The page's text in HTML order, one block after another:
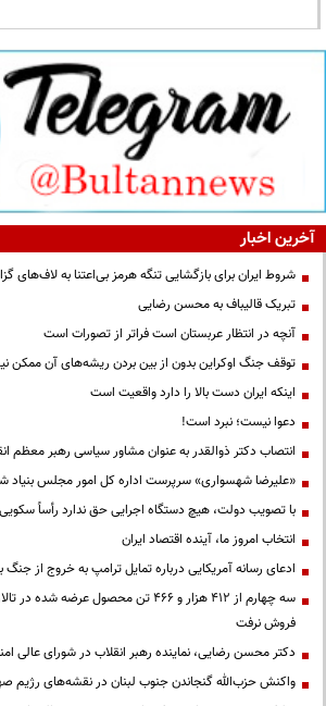
آخرین اخبار
شروط ایران برای بازگشایی تنگه هرمز بی‌اعتنا به لاف‌های
تبریک قالیباف به محسن رضایی
آنچه در انتظار عربستان است فراتر از تصورات است
توقف جنگ اوکراین بدون از بین بردن ریشه‌های آن ممکن
اینکه ایران دست بالا را دارد واقعیت است
دعوا نیست؛ نبرد است!
انتصاب دکتر ذوالقدر به عنوان مشاور سیاسی رهبر معظم
«علیرضا شهسواری» سرپرست اداره کل امور مجلس بنیاد
با تصویب دولت، هیچ دستگاه اجرایی حق ندارد رأساً
انتخاب امروز ما، آینده اقتصاد ایران
ادعای رسانه آمریکایی درباره تمایل ترامپ به خروج از
سه چهارم از ۴۱۲ هزار و ۴۶۶ تن محصول
فروش نرفت
دکتر محسن رضایی، نماینده رهبر انقلاب در شورای عالی
واکنش حزب‌الله گنجاندن جنوب لبنان در نقشه‌های رژیم